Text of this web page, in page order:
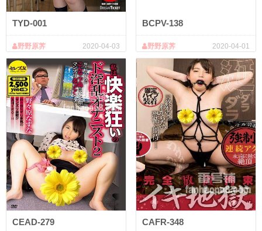
TYD-001
2020-04-03
野野原荠
BCPV-138
2020-04-01
野野原荠
CEAD-279 CAFR-348